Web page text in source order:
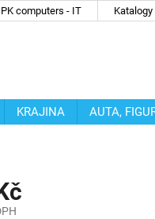
PK computers - IT Katalogy
KRAJINA AUTA,